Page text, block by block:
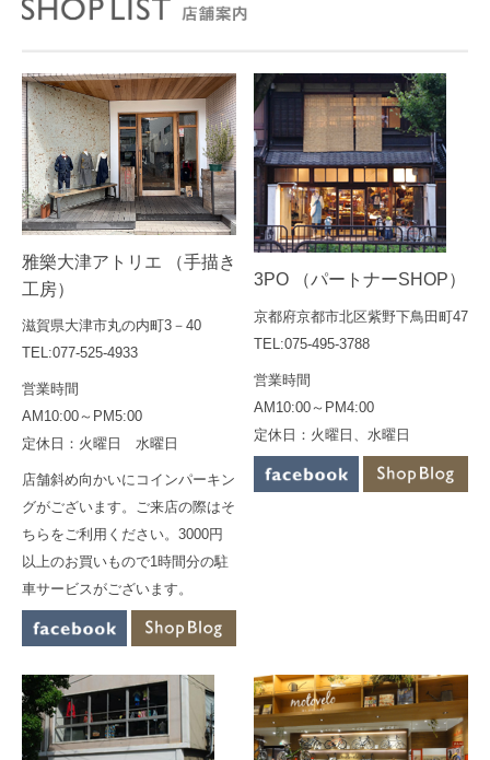
雅樂大津アトリエ （手描き
工房）
滋賀県大津市丸の内町3－40
TEL:077-525-4933
営業時間
AM10:00～PM5:00
定休日：火曜日 水曜日
店舗斜め向かいにコインパーキン
グがございます。ご来店の際はそ
ちらをご利用ください。3000円
以上のお買いもので1時間分の駐
車サービスがございます。
3PO （パートナーSHOP）
京都府京都市北区紫野下鳥田町47
TEL:075-495-3788
営業時間
AM10:00～PM4:00
定休日：火曜日、水曜日